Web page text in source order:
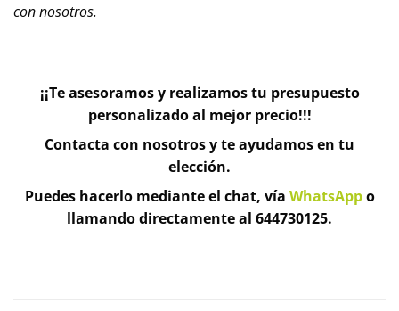
con nosotros.
¡¡Te asesoramos y realizamos tu presupuesto
personalizado al mejor precio!!!
Contacta con nosotros y te ayudamos en tu
elección.
Puedes hacerlo mediante el chat, vía WhatsAppo
llamando directamente al 644730125.